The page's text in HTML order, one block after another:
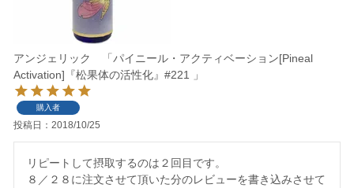
アンジェリック 「パイニール・アクティベーション[Pineal
Activation]『松果体の活性化』#221 」
購入者
投稿日 2018/10/25
リピートして摂取するのは２回目です。
８／２８に注文させて頂いた分のレビューを書き込みさせて